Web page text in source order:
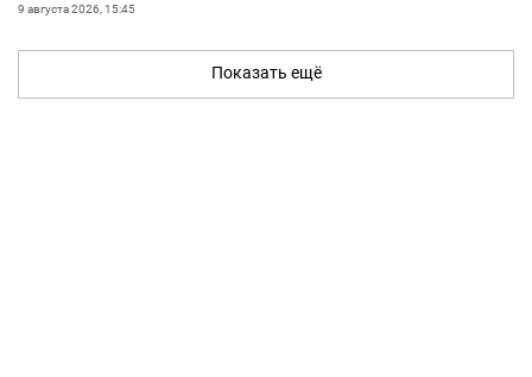
9 августа 2026, 15:45
Показать ещё